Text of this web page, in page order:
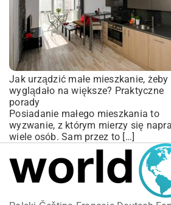
Jak urządzić małe mieszkanie, żeby
wyglądało na większe? Praktyczne
porady
Posiadanie małego mieszkania to
wyzwanie, z którym mierzy się
wiele osób. Sam przez to […]